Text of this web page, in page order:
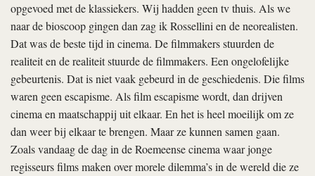
opgevoed met de klassiekers. Wij hadden geen tv thuis. Als we
naar de bioscoop gingen dan zag ik Rossellini en de neorealisten.
Dat was de beste tijd in cinema. De filmmakers stuurden de
realiteit en de realiteit stuurde de filmmakers. Een ongelofelijke
gebeurtenis. Dat is niet vaak gebeurd in de geschiedenis. Die films
waren geen escapisme. Als film escapisme wordt, dan drijven
cinema en maatschappij uit elkaar. En het is heel moeilijk om ze
dan weer bij elkaar te brengen. Maar ze kunnen samen gaan.
Zoals vandaag de dag in de Roemeense cinema waar jonge
regisseurs films maken over morele dilemma’s in de wereld die ze